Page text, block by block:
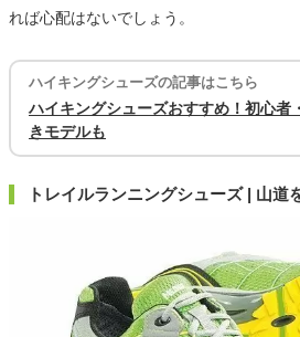
れば心配はないでしょう。
ハイキングシューズの記事はこちら
ハイキングシューズおすすめ！初心者
きモデルも
トレイルランニングシューズ | 山道